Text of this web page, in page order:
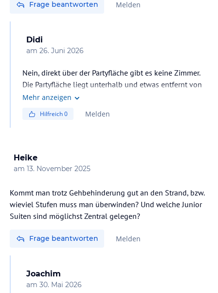
Frage beantworten Melden
Didi
am 26. Juni 2026
Nein, direkt über der Partyfläche gibt es keine Zimmer.
Die Partyfläche liegt unterhalb und etwas entfernt von
den Häusern mit den Zimmern. Die Lautstärke ist zudem
ich mir nicht vorstellen, dass in irgendeinem näher
Mehr anzeigen
Hilfreich0 Melden
Heike
am 13. November 2025
Kommt man trotz Gehbehinderung gut an den Strand, bzw.
wieviel Stufen muss man überwinden? Und welche Junior
Suiten sind möglichst Zentral gelegen?
Frage beantworten Melden
Joachim
am 30. Mai 2026